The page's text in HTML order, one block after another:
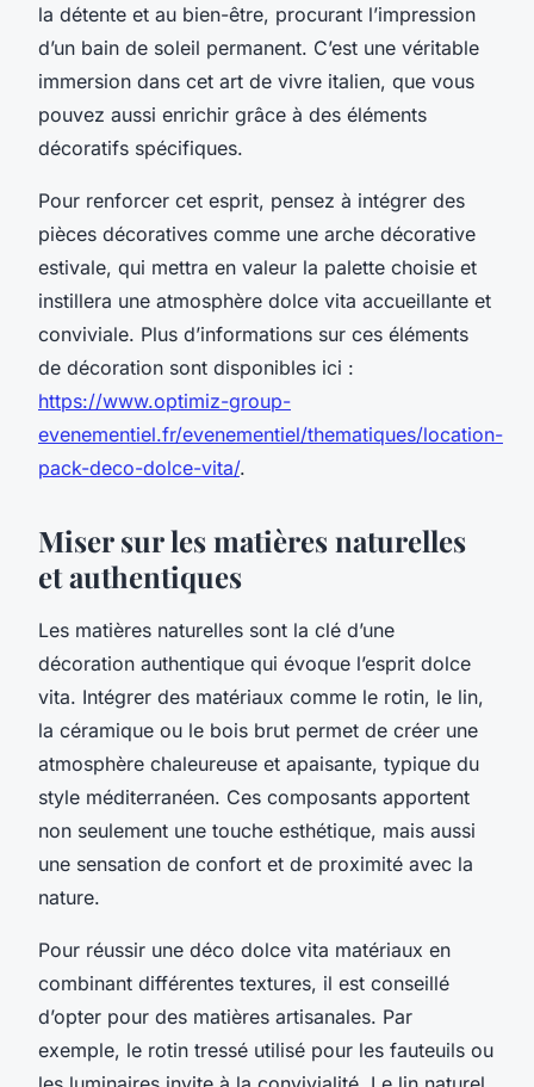
la détente et au bien-être, procurant l’impression
d’un bain de soleil permanent. C’est une véritable
immersion dans cet art de vivre italien, que vous
pouvez aussi enrichir grâce à des éléments
décoratifs spécifiques.
Pour renforcer cet esprit, pensez à intégrer des
pièces décoratives comme une arche décorative
estivale, qui mettra en valeur la palette choisie et
instillera une atmosphère dolce vita accueillante et
conviviale. Plus d’informations sur ces éléments
de décoration sont disponibles ici :
https://www.optimiz-group-
evenementiel.fr/evenementiel/thematiques/location-
pack-deco-dolce-vita/.
Miser sur les matières naturelles
et authentiques
Les matières naturelles sont la clé d’une
décoration authentique qui évoque l’esprit dolce
vita. Intégrer des matériaux comme le rotin, le lin,
la céramique ou le bois brut permet de créer une
atmosphère chaleureuse et apaisante, typique du
style méditerranéen. Ces composants apportent
non seulement une touche esthétique, mais aussi
une sensation de confort et de proximité avec la
nature.
Pour réussir une déco dolce vita matériaux en
combinant différentes textures, il est conseillé
d’opter pour des matières artisanales. Par
exemple, le rotin tressé utilisé pour les fauteuils ou